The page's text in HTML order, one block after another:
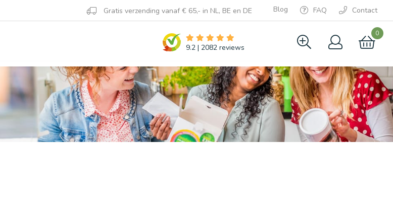
Gratis verzending vanaf € 65,- in NL, BE en DE Blog FAQ Contact
9.2| 2082reviews
0